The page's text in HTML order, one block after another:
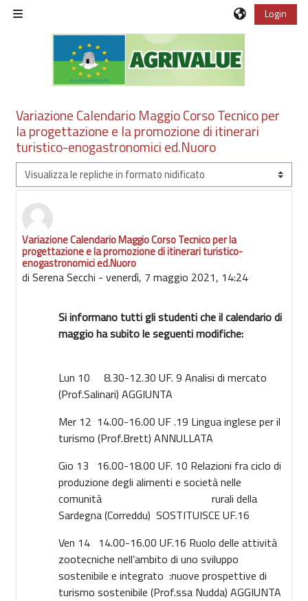
Vai al contenuto principale
Login
Variazione Calendario Maggio Corso Tecnico per
la progettazione e la promozione di itinerari
turistico-enogastronomici ed.Nuoro
Modalità visualizzazione
Variazione Calendario Maggio Corso Tecnico per la
progettazione e la promozione di itinerari turistico-
enogastronomici ed.Nuoro
di Serena Secchi - venerdì, 7 maggio 2021, 14:24
Numero di risposte: 0
Si informano tutti gli studenti che il calendario di
maggio ha subito le seguenti modifiche:
Lun 10 8.30-12.30 UF. 9 Analisi di mercato
(Prof.Salinari) AGGIUNTA
Mer 12 14.00-16.00 UF .19 Lingua inglese per il
turismo (Prof.Brett) ANNULLATA
Gio 13 16.00-18.00 UF. 10 Relazioni fra ciclo di
produzione degli alimenti e società nelle
comunità rurali della
Sardegna (Correddu) SOSTITUISCE UF.16
Ven 14 14.00-16.00 UF.16 Ruolo delle attività
zootecniche nell’ambito di uno sviluppo
sostenibile e integrato :nuove prospettive di
turismo sostenibile (Prof.ssa Nudda) AGGIUNTA